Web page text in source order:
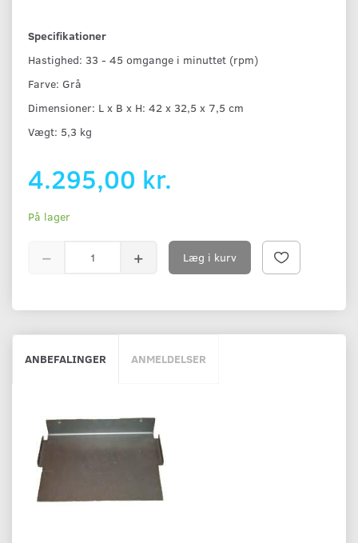
Specifikationer
Hastighed: 33 - 45 omgange i minuttet (rpm)
Farve: Grå
Dimensioner: L x B x H: 42 x 32,5 x 7,5 cm
Vægt: 5,3 kg
4.295,00 kr.
På lager
Læg i kurv
ANBEFALINGER ANMELDELSER